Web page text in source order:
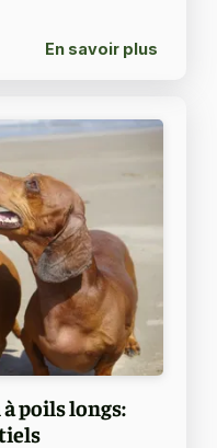
En savoir plus
poils longs: